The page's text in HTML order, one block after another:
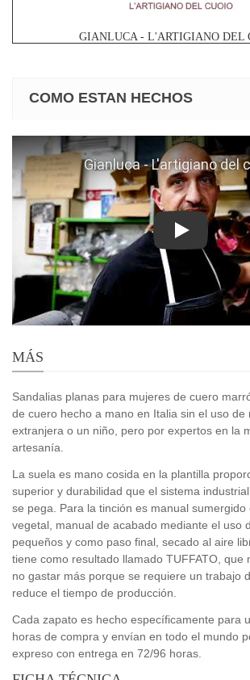
GIANLUCA - L'ARTIGIANO DEL
COMO ESTAN HECHOS
Play
MÁS
Sandalias planas para mujeres de cuero
de cuero hecho a mano en Italia sin el uso de
extranjera o un niño, pero por expertos en la
artesanía.
La suela es mano cosida en la plantilla
superior y durabilidad que el sistema
se pega. Para la tinción es manual sumergido
vegetal, manual de acabado mediante el uso
pequeños y como paso final, secado al aire
tiene como resultado llamado TUFFATO, que
no gastar más porque se requiere un trabajo
reduce el tiempo de producción.
Cada zapato es hecho específicamente para
horas de compra y envían en todo el mundo
expreso con entrega en 72/96 horas.